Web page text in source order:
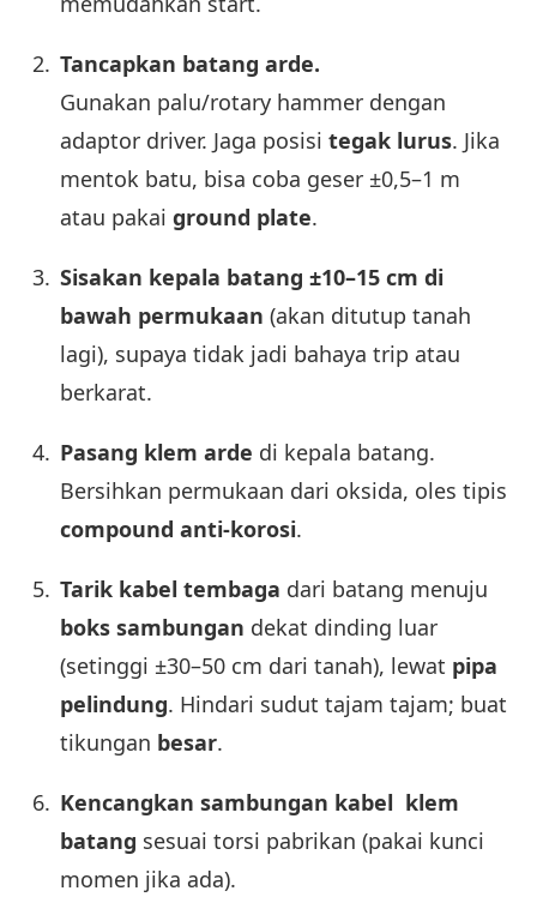
Tancapkan batang arde.
Gunakan palu/rotary hammer dengan
adaptor driver. Jaga posisi tegak lurus. Jika
mentok batu, bisa coba geser ±0,5–1 m
atau pakai ground plate.
Sisakan kepala batang ±10–15 cm di
bawah permukaan (akan ditutup tanah
lagi), supaya tidak jadi bahaya trip atau
berkarat.
Pasang klem arde di kepala batang.
Bersihkan permukaan dari oksida, oles tipis
compound anti-korosi.
Tarik kabel tembaga dari batang menuju
boks sambungan dekat dinding luar
(setinggi ±30–50 cm dari tanah), lewat pipa
pelindung. Hindari sudut tajam tajam; buat
tikungan besar.
Kencangkan sambungan kabel klem
batang sesuai torsi pabrikan (pakai kunci
momen jika ada).